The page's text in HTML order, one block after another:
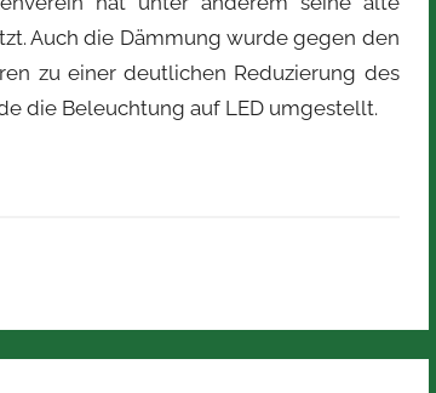
Auch die Dämmung wurde gegen den
zu einer deutlichen Reduzierung des
die Beleuchtung auf LED umgestellt.